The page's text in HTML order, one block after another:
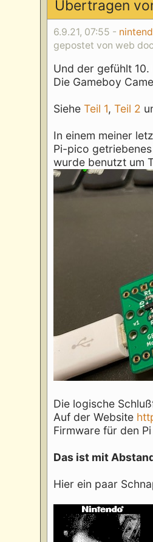
Übertragen
6.9.21, 07:55 -
gepostet von web doc
Und der gefühlt 10.
Die Gameboy
SieheTeil 1,Teil 2
In einem meiner
Pi-pico
wurde benutzt um
Die logische
Auf der Website
Firmware für den
Das ist mit
Hier ein paar